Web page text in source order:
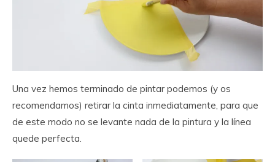
Una vez hemos terminado de pintar podemos (y os
recomendamos) retirar la cinta inmediatamente, para que
de este modo no se levante nada de la pintura y la línea
quede perfecta.